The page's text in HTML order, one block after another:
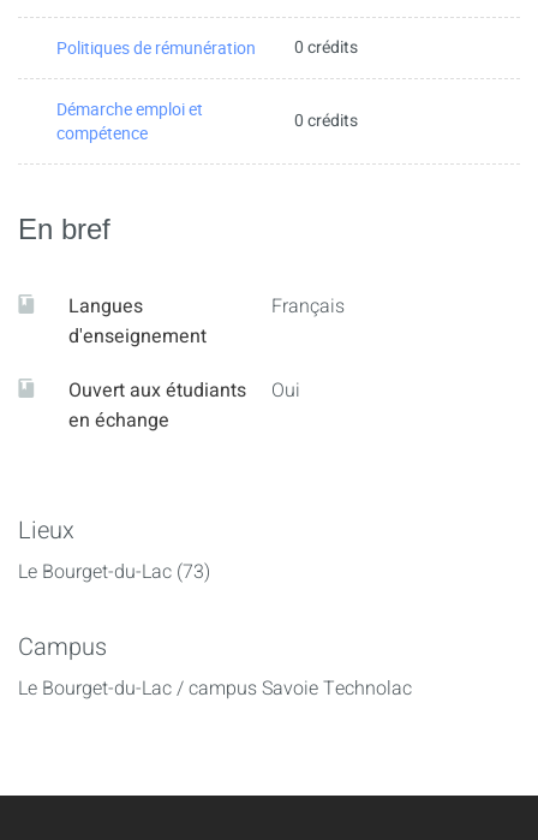
Politiques de rémunération 0 crédits
Démarche emploi et
compétence
0 crédits
En bref
Langues
d'enseignement
Français
Ouvert aux étudiants
en échange
Oui
Lieux
Le Bourget-du-Lac (73)
Campus
Le Bourget-du-Lac / campus Savoie Technolac